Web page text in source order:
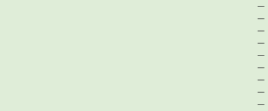
－
－
－
－
－
－
－
－
－